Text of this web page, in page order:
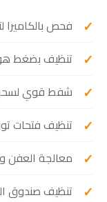
فحص بالكاميرا
تنظيف بضغط
شفط قوي لسحب
تنظيف فتحات
معالجة العفن
تنظيف صندوق